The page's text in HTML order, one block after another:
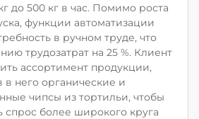
до 500 кг в час. Помимо роста
функции автоматизации
в ручном труде, что
трудозатрат на 25 %. Клиент
ассортимент продукции,
в него органические и
чипсы из тортильи, чтобы
спрос более широкого круга